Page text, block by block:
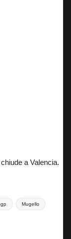
a Valencia.
Mugello